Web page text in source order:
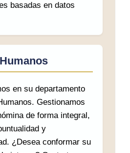
basadas en datos
en su departamento
Gestionamos
de forma integral,
y
¿Desea conformar su